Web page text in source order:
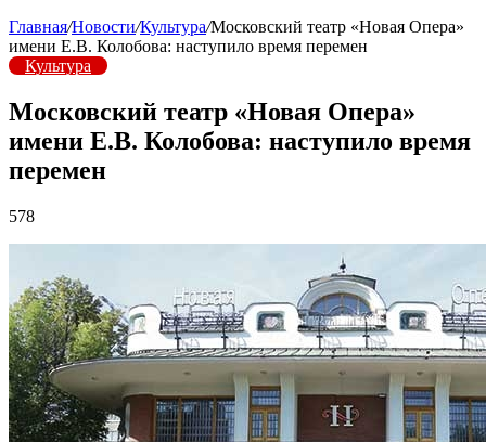
Главная/Новости/Культура/Московский театр «Новая Опера»
имени Е.В. Колобова: наступило время перемен
Культура
Московский театр «Новая Опера»
имени Е.В. Колобова: наступило время
перемен
578